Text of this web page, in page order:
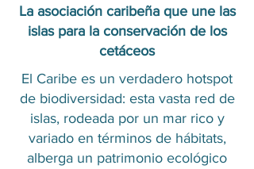
La asociación caribeña que une las
islas para la conservación de los
cetáceos
El Caribe es un verdadero hotspot
de biodiversidad: esta vasta red de
islas, rodeada por un mar rico y
variado en términos de hábitats,
alberga un patrimonio ecológico